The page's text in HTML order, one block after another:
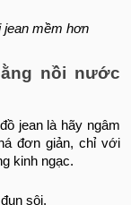
jean mềm hơn
nồi nước
jean là hãy ngâm
đơn giản, chỉ với
kinh ngạc.
sôi.